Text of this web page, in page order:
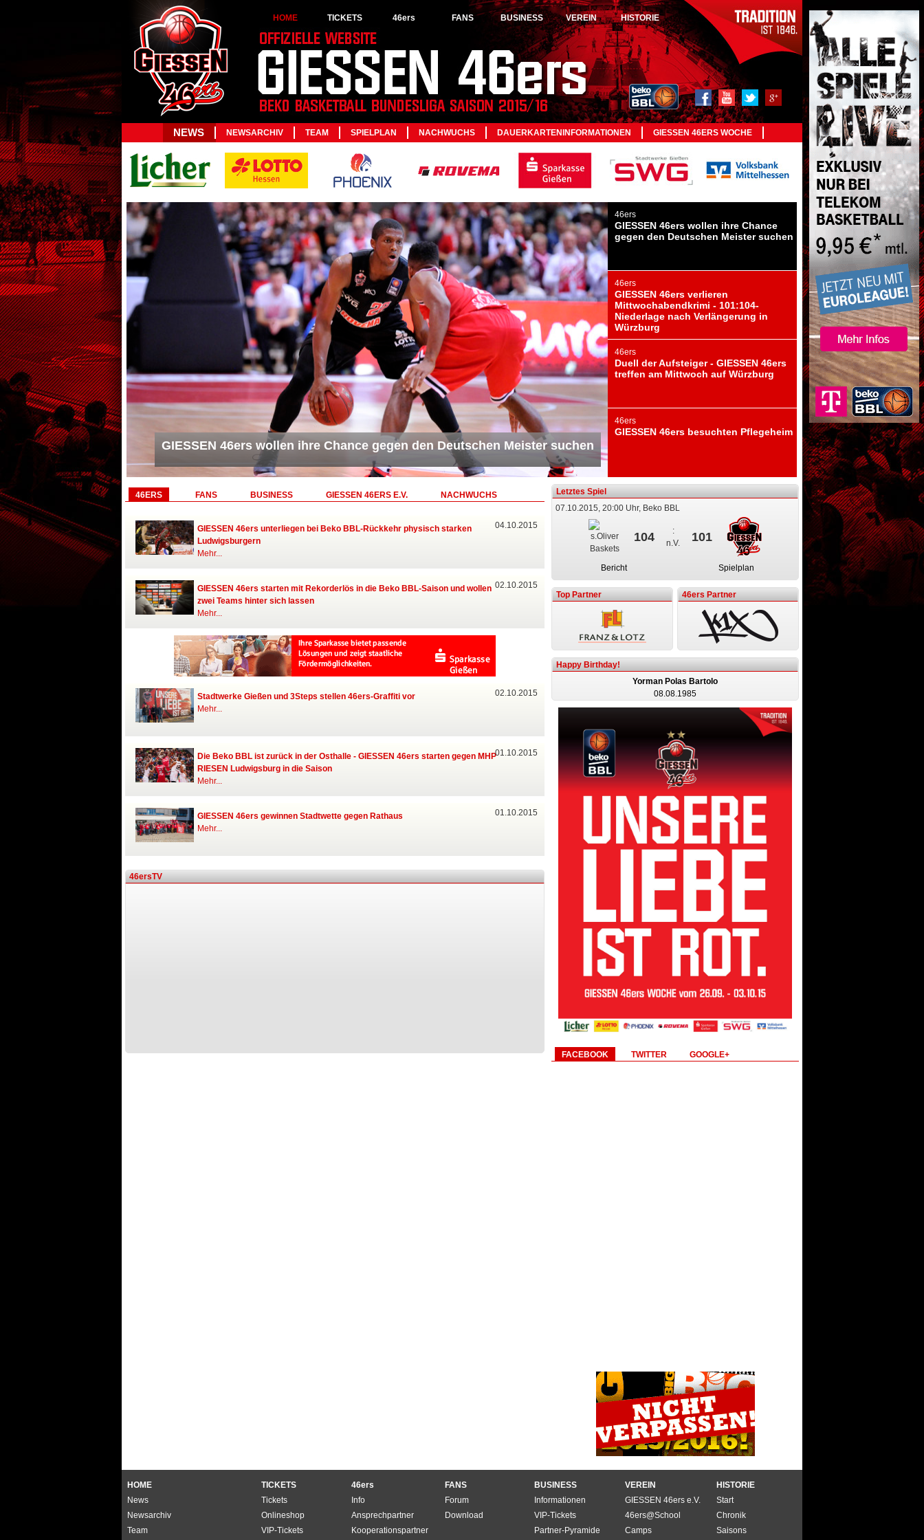
HOME TICKETS 46ers FANS BUSINESS VEREIN HISTORIE
NEWS NEWSARCHIV TEAM SPIELPLAN NACHWUCHS DAUERKARTENINFORMATIONEN GIESSEN 46ERS WOCHE
Meister suchen
GIESSEN 46ers verlieren Mittwochabendkrimi - 101:104-Niederlage nach
Verlängerung in Würzburg
Duell der Aufsteiger - GIESSEN 46ers
46ers
GIESSEN 46ers wollen ihre Chance
gegen den Deutschen Meister suchen
46ers
GIESSEN 46ers verlieren
Mittwochabendkrimi - 101:104-
Niederlage nach Verlängerung in
Würzburg
46ers
Duell der Aufsteiger - GIESSEN 46ers
treffen am Mittwoch auf Würzburg
46ers
GIESSEN 46ers besuchten Pflegeheim
46ERS FANS BUSINESS GIESSEN 46ERS E.V. NACHWUCHS
04.10.2015
GIESSEN 46ers unterliegen bei Beko BBL-Rückkehr physisch starken
Ludwigsburgern
Mehr...
02.10.2015
GIESSEN 46ers starten mit Rekorderlös in die Beko BBL-Saison und wollen
zwei Teams hinter sich lassen
Mehr...
02.10.2015
Stadtwerke Gießen und 3Steps stellen 46ers-Graffiti vor
Mehr...
01.10.2015
Die Beko BBL ist zurück in der Osthalle - GIESSEN 46ers starten gegen MHP
RIESEN Ludwigsburg in die Saison
Mehr...
01.10.2015
GIESSEN 46ers gewinnen Stadtwette gegen Rathaus
Mehr...
46ersTV
Letztes Spiel
07.10.2015, 20:00 Uhr, Beko BBL
104
:
n.V.
101
Bericht Spielplan
Top Partner 46ers Partner
Happy Birthday!
Yorman Polas Bartolo
08.08.1985
FACEBOOK TWITTER GOOGLE+
HOME TICKETS 46ers FANS BUSINESS VEREIN
HISTORIE
News
Tickets Info Forum Informationen GIESSEN 46ers e.V.
Start
Newsarchiv
Onlineshop Ansprechpartner Download VIP-Tickets 46ers@School
Chronik
Team
VIP-Tickets Kooperationspartner Partner-Pyramide Camps Saisons